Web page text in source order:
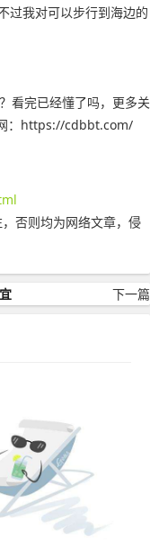
过我对可以步行到海边的
看完已经懂了吗，更多关
网：https://cdbbt.com/
否则均为网络文章，侵
下一篇